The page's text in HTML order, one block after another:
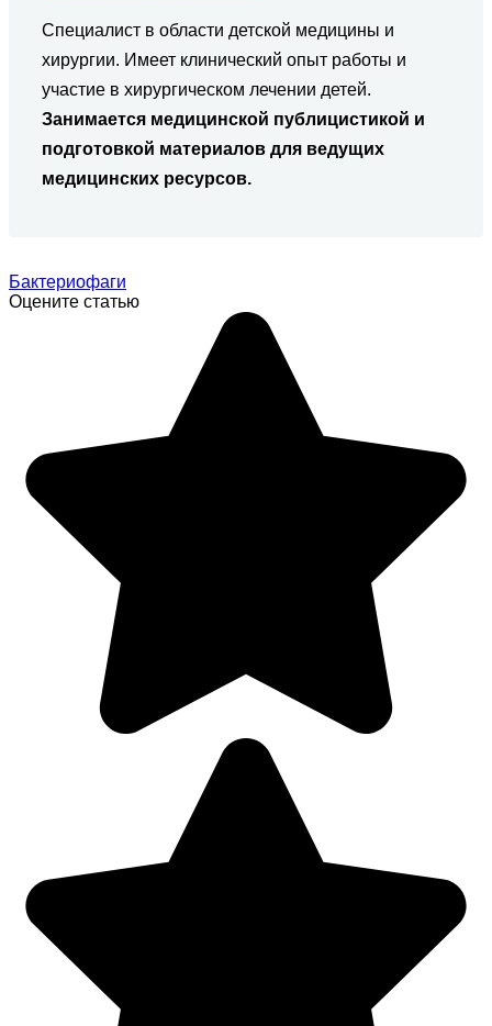
Специалист в области детской медицины и
хирургии. Имеет клинический опыт работы и
участие в хирургическом лечении детей.
Занимается медицинской публицистикой и
подготовкой материалов для ведущих
медицинских ресурсов.
Бактериофаги
Оцените статью